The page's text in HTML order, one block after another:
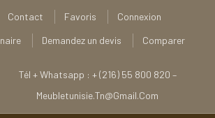
Contact Favoris
Connexion
Demandez un devis Comparer
Tél + Whatsapp : + (216) 55 800 820 –
Meubletunisie.tn@gmail.com